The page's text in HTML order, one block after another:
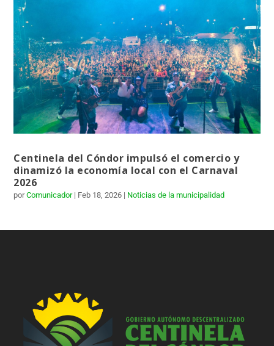
Centinela del Cóndor impulsó el comercio y
dinamizó la economía local con el Carnaval
2026
porComunicador| Feb 18, 2026 | Noticias de la municipalidad